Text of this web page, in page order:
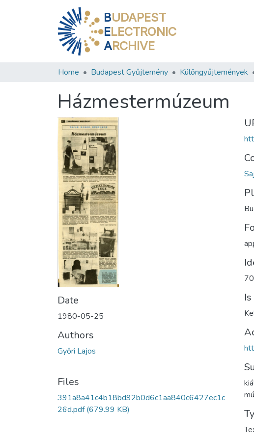
BUDAPEST
ELECTRONIC
ARCHIVE
Home Budapest Gyűjtemény Különgyűjtemények
Házmestermúzeum
Date
1980-05-25
Authors
Győri Lajos
Files
391a8a41c4b18bd92b0d6c1aa840c6427ec1c
26d.pdf(679.99 KB)